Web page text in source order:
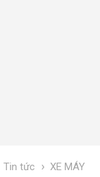
Tin tức › XE MÁY